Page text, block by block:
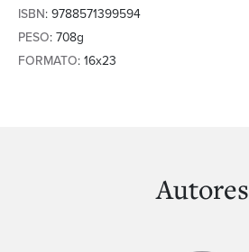
ISBN: 9788571399594
PESO: 708g
FORMATO: 16x23
Autores